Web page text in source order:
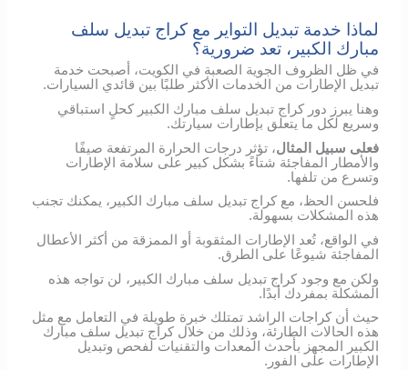
لماذا خدمة تبديل التواير مع كراج تبديل سلف
مبارك الكبير، تعد ضرورية؟
في ظل الظروف الجوية الصعبة في الكويت، أصبحت خدمة
تبديل الإطارات من الخدمات الأكثر طلبًا بين قائدي السيارات.
وهنا يبرز دور كراج تبديل سلف مبارك الكبير كحلٍ استباقي
وسريع لكل ما يتعلق بإطارات سيارتك.
فعلى سبيل المثال، تؤثر درجات الحرارة المرتفعة صيفًا
والأمطار المفاجئة شتاءً بشكل كبير على سلامة الإطارات
وتسرع من تلفها.
فلحسن الحظ، مع كراج تبديل سلف مبارك الكبير، يمكنك تجنب
هذه المشكلات بسهولة.
في الواقع، تُعد الإطارات المثقوبة أو الممزقة من أكثر الأعطال
المفاجئة شيوعًا على الطرق.
ولكن مع وجود كراج تبديل سلف مبارك الكبير، لن تواجه هذه
المشكلة بمفردك أبدًا.
حيث أن كراجات الراشد تمتلك خبرة طويلة في التعامل مع مثل
هذه الحالات الطارئة، وذلك من خلال كراج تبديل سلف مبارك
الكبير المجهز بأحدث المعدات والتقنيات لفحص وتبديل
الإطارات على الفور.